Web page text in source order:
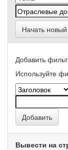
Начать
Добавить
Используйте
Вывести на